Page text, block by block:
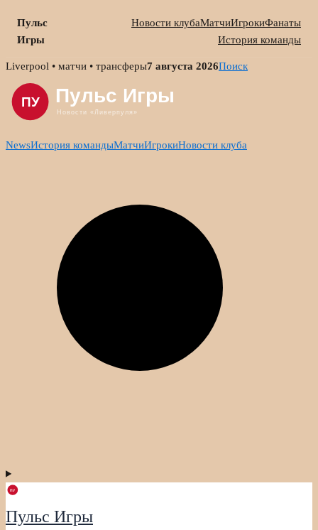
Пульс
Игры
Новости клубаМатчиИгрокиФанаты
История команды
Skip
content
Liverpool • матчи • трансферы7 августа 2026Поиск
NewsИстория командыМатчиИгрокиНовости клуба
Пульс Игры